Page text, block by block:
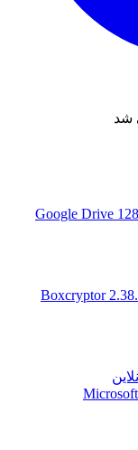
Google Drive
Boxcryptor